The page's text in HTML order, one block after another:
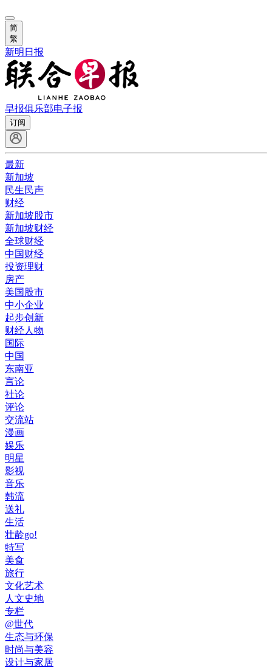
简
繁
新明日报
早报俱乐部电子报
订阅
最新
新加坡
民生民声
财经
新加坡股市
新加坡财经
全球财经
中国财经
投资理财
房产
美国股市
中小企业
起步创新
财经人物
国际
中国
东南亚
言论
社论
评论
交流站
漫画
娱乐
明星
影视
音乐
韩流
送礼
生活
壮龄go!
特写
美食
旅行
文化艺术
人文史地
专栏
@世代
生态与环保
时尚与美容
设计与家居